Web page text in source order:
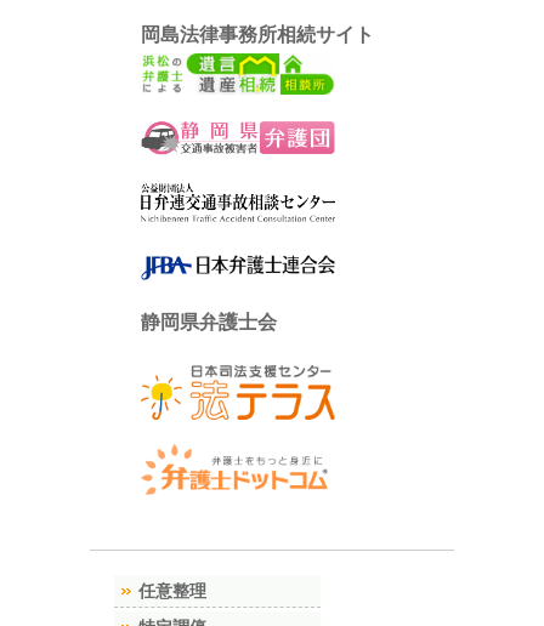
岡島法律事務所相続サイト
静岡県弁護士会
任意整理